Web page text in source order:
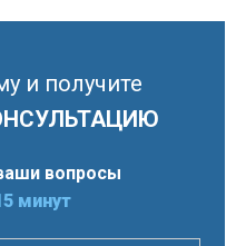
и получите
вопросы
минут